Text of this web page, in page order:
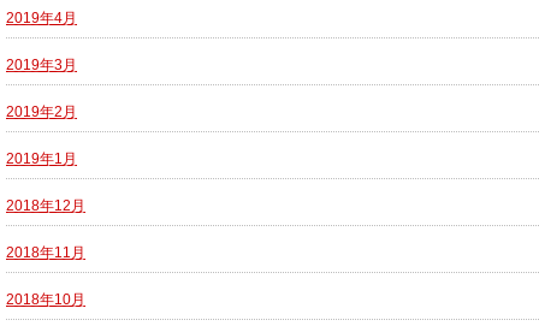
2019年4月
2019年3月
2019年2月
2019年1月
2018年12月
2018年11月
2018年10月